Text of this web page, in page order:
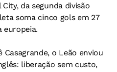
da segunda divisão
soma cinco gols em 27
europeia.
Casagrande, o Leão enviou
liberação sem custo,